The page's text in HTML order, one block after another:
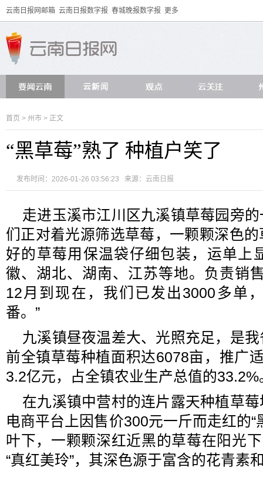
云南日报网邮箱 云南日报数字报 春城晚报数字报 更多
首页 > 州市 > 正文
“黑草莓”熟了 种植户笑了
发布时间：2026-01-26 03:56:23 来源： 云南日报
走进玉溪市江川区九溪镇草莓园旁
们正对着光源筛选草莓，一颗颗深色
好的草莓用保温袋仔细包装，运单上
徽、湖北、湖南、江苏等地。负责销
12月到现在，我们已发出3000多单
番。”
九溪镇昼夜温差大、光照充足，是
前全镇草莓种植面积达6078亩，推广
3.2亿元，占全镇农业生产总值的33.2%
在九溪镇中营村的连片露天种植草
电商平台上因售价300元一斤而走红的“
叶下，一颗颗深红近黑的草莓在阳光
“真红美玲”，其深色源于富含的花青素